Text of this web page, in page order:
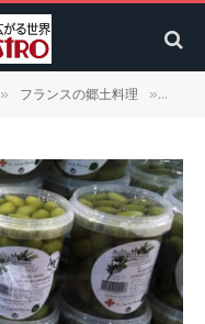
» フランスの郷土料理 »